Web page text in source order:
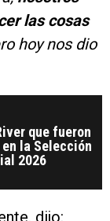
las cosas
hoy nos dio
que fueron
la Selección
2026